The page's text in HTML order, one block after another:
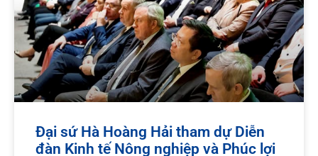
Đại sứ Hà Hoàng Hải tham dự Diễn
đàn Kinh tế Nông nghiệp và Phúc lợi